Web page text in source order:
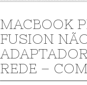
MACBOOK
FUSION
REDE –